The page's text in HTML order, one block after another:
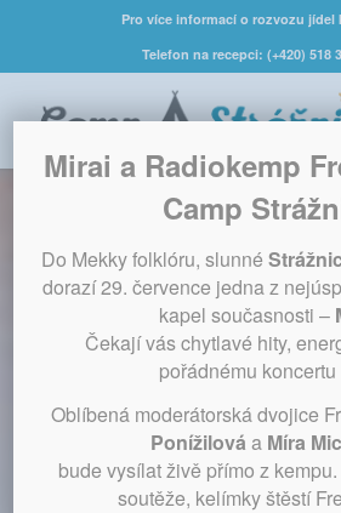
Pro více informací o rozvozu jídel
Telefon na recepci: (+420) 518
Mirai a Radiokemp
Camp
Do Mekky folklóru, slunné
dorazí 29. července jedna z
kapel současnosti –
Čekají vás chytlavé hity,
pořádnému koncertu
Oblíbená moderátorská dvojice
Ponížilová a Míra
bude vysílat živě přímo z
soutěže, kelímky štěstí